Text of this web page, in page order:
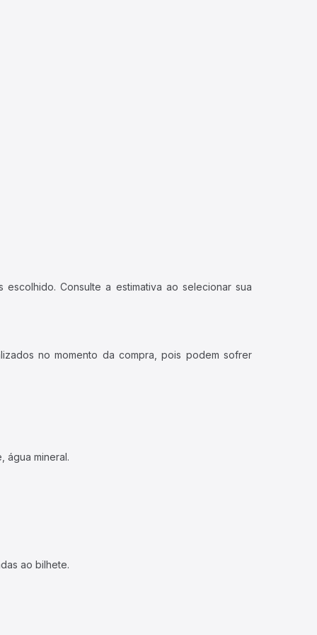
Consulte a estimativa ao selecionar sua
no momento da compra, pois podem sofrer
água mineral.
ao bilhete.